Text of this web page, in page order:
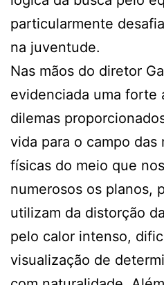
particularmente
na juventude.
Nas mãos do diretor
evidenciada uma forte
dilemas
vida para o campo das
físicas do meio que
numerosos os planos,
utilizam da distorção
pelo calor intenso,
visualização de